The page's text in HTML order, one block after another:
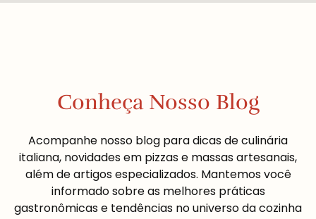
Conheça Nosso Blog
Acompanhe nosso blog para dicas de culinária
italiana, novidades em pizzas e massas artesanais,
além de artigos especializados. Mantemos você
informado sobre as melhores práticas
gastronômicas e tendências no universo da cozinha